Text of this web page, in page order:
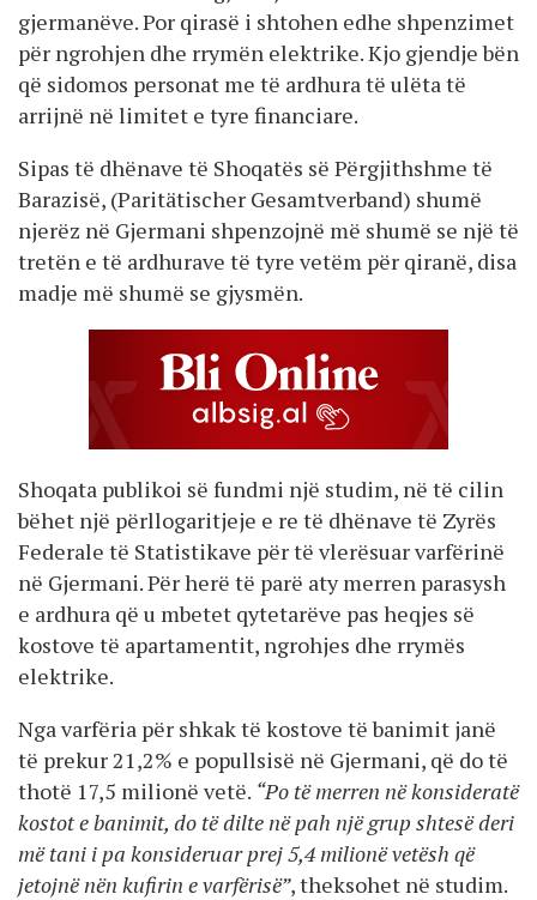
gjermanëve. Por qirasë i shtohen edhe shpenzimet
për ngrohjen dhe rrymën elektrike. Kjo gjendje bën
që sidomos personat me të ardhura të ulëta të
arrijnë në limitet e tyre financiare.
Sipas të dhënave të Shoqatës së Përgjithshme të
Barazisë, (Paritätischer Gesamtverband) shumë
njerëz në Gjermani shpenzojnë më shumë se një të
tretën e të ardhurave të tyre vetëm për qiranë, disa
madje më shumë se gjysmën.
Shoqata publikoi së fundmi një studim, në të cilin
bëhet një përllogaritjeje e re të dhënave të Zyrës
Federale të Statistikave për të vlerësuar varfërinë
në Gjermani. Për herë të parë aty merren parasysh
e ardhura që u mbetet qytetarëve pas heqjes së
kostove të apartamentit, ngrohjes dhe rrymës
elektrike.
Nga varfëria për shkak të kostove të banimit janë
të prekur 21,2% e popullsisë në Gjermani, që do të
thotë 17,5 milionë vetë. “Po të merren në konsideratë
kostot e banimit, do të dilte në pah një grup shtesë deri
më tani i pa konsideruar prej 5,4 milionë vetësh që
jetojnë nën kufirin e varfërisë”, theksohet në studim.